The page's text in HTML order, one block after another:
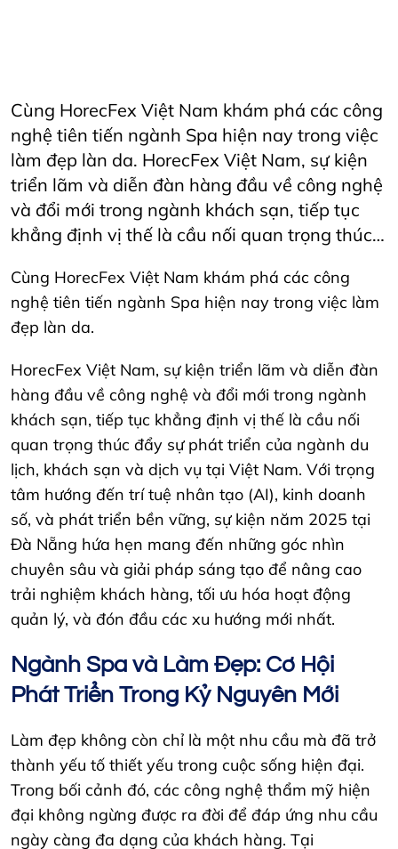
Cùng HorecFex Việt Nam khám phá các công
nghệ tiên tiến ngành Spa hiện nay trong việc
làm đẹp làn da. HorecFex Việt Nam, sự kiện
triển lãm và diễn đàn hàng đầu về công nghệ
và đổi mới trong ngành khách sạn, tiếp tục
khẳng định vị thế là cầu nối quan trọng thúc…
Cùng HorecFex Việt Nam khám phá các công
nghệ tiên tiến ngành Spa hiện nay trong việc làm
đẹp làn da.
HorecFex Việt Nam, sự kiện triển lãm và diễn đàn
hàng đầu về công nghệ và đổi mới trong ngành
khách sạn, tiếp tục khẳng định vị thế là cầu nối
quan trọng thúc đẩy sự phát triển của ngành du
lịch, khách sạn và dịch vụ tại Việt Nam. Với trọng
tâm hướng đến trí tuệ nhân tạo (AI), kinh doanh
số, và phát triển bền vững, sự kiện năm 2025 tại
Đà Nẵng hứa hẹn mang đến những góc nhìn
chuyên sâu và giải pháp sáng tạo để nâng cao
trải nghiệm khách hàng, tối ưu hóa hoạt động
quản lý, và đón đầu các xu hướng mới nhất.
Ngành Spa và Làm Đẹp: Cơ Hội
Phát Triển Trong Kỷ Nguyên Mới
Làm đẹp không còn chỉ là một nhu cầu mà đã trở
thành yếu tố thiết yếu trong cuộc sống hiện đại.
Trong bối cảnh đó, các công nghệ thẩm mỹ hiện
đại không ngừng được ra đời để đáp ứng nhu cầu
ngày càng đa dạng của khách hàng. Tại